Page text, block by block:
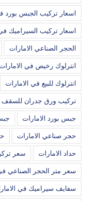
اسعار تركيب الجبس بورد
اسعار تركيب السيراميك
الحجر الصناعي الامارات
انترلوك رخيص في الامارات
انترلوك للبيع في الامارات
تركيب ورق جدران للسقف
جبس بورد الامارات
حجر صناعي الامارات
حداد الامارات سعر
سعر متر الحجر الصناعي
سفايف سيراميك في